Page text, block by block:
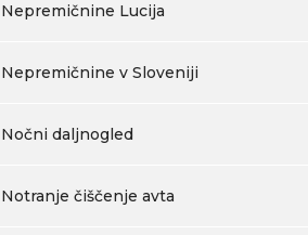
Nepremičnine Lucija
Nepremičnine v Sloveniji
Nočni daljnogled
Notranje čiščenje avta